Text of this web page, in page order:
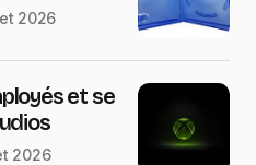
2026
et se
2026